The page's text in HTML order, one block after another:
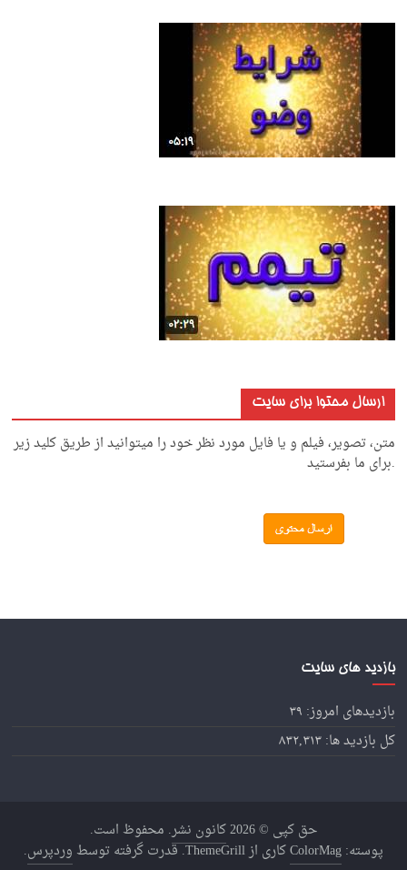
ارسال محتوا برای سایت
متن، تصویر، فیلم و یا فایل مورد نظر خود را میتوانید از طریق کلید زیر
.برای ما بفرستید
بازدید های سایت
بازدیدهای امروز: ۳۹
کل بازدید ها:۸۳۲,۳۱۳
حق کپی © 2026 کانون نشر. محفوظ است.
پوسته:ColorMagکاری از ThemeGrill. قدرت گرفته توسط وردپرس.